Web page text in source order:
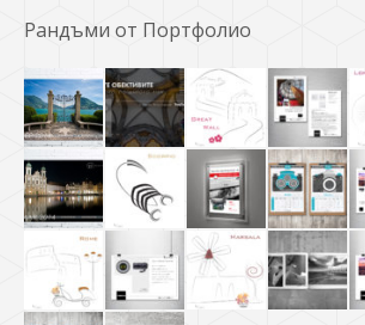
Рандъми от Портфолио